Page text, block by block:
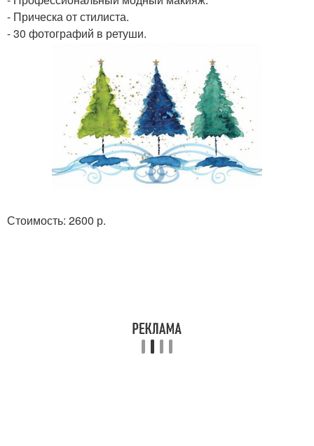
- Прическа от стилиста.
- 30 фотографий в ретуши.
Стоимость: 2600 р.